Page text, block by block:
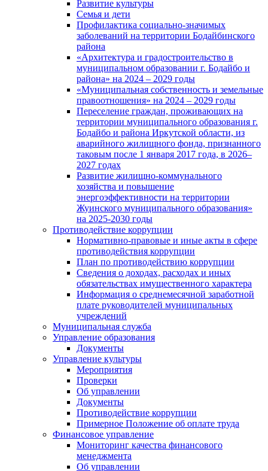
Развитие культуры
Семья и дети
Профилактика социально-значимых
заболеваний на территории Бодайбинского
района
«Архитектура и градостроительство в
муниципальном образовании г. Бодайбо и
района» на 2024 – 2029 годы
«Муниципальная собственность и земельные
правоотношения» на 2024 – 2029 годы
Переселение граждан, проживающих на
территории муниципального образования г.
Бодайбо и района Иркутской области, из
аварийного жилищного фонда, признанного
таковым после 1 января 2017 года, в 2026–
2027 годах
Развитие жилищно-коммунального
хозяйства и повышение
энергоэффективности на территории
Жуинского муниципального образования»
на 2025-2030 годы
Противодействие коррупции
Нормативно-правовые и иные акты в сфере
противодействия коррупции
План по противодействию коррупции
Сведения о доходах, расходах и иных
обязательствах имущественного характера
Информация о среднемесячной заработной
плате руководителей муниципальных
учреждений
Муниципальная служба
Управление образования
Документы
Управление культуры
Мероприятия
Проверки
Об управлении
Документы
Противодействие коррупции
Примерное Положение об оплате труда
Финансовое управление
Мониторинг качества финансового
менеджмента
Об управлении